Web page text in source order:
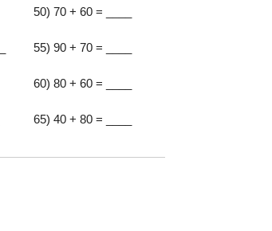
50) 70 + 60 = ____
55) 90 + 70 = ____
60) 80 + 60 = ____
65) 40 + 80 = ____